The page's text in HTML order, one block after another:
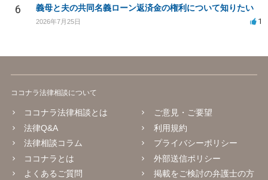
6 義母と夫の共同名義ローン返済金の権利について知りたい
2026年7月25日 1
ココナラ法律相談について
ココナラ法律相談とは
法律Q&A
法律相談コラム
ココナラとは
よくあるご質問
ご意見・ご要望
利用規約
プライバシーポリシー
外部送信ポリシー
掲載をご検討の弁護士の方